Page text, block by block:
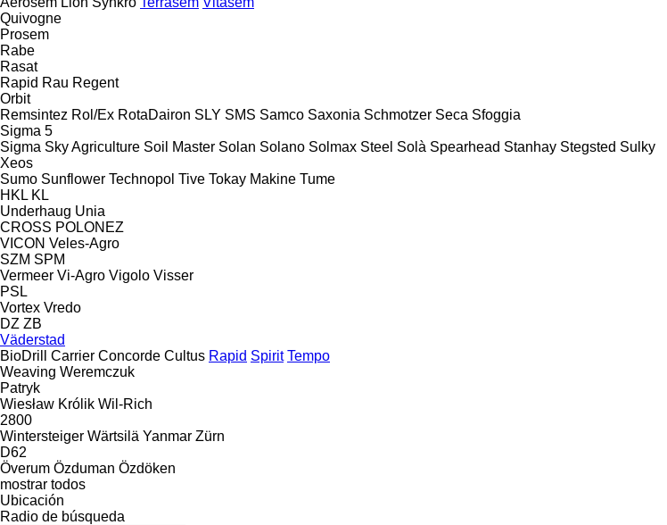
Quivogne
Prosem
Rabe
Rasat
Rapid Rau Regent
Orbit
Remsintez Rol/Ex RotaDairon SLY SMS Samco Saxonia Schmotzer Seca Sfoggia
Sigma 5
Sigma Sky Agriculture Soil Master Solan Solano Solmax Steel Solà Spearhead Stanhay Stegsted Sulky
Xeos
Sumo Sunflower Technopol Tive Tokay Makine Tume
HKL KL
Underhaug Unia
CROSS POLONEZ
VICON Veles-Agro
SZM SPM
Vermeer Vi-Agro Vigolo Visser
PSL
Vortex Vredo
DZ ZB
Väderstad
BioDrill
Carrier Concorde Cultus Rapid Spirit Tempo
Weaving Weremczuk
Patryk
Wiesław Królik Wil-Rich
2800
Wintersteiger Wärtsilä Yanmar Zürn
D62
Överum Özduman Özdöken
mostrar todos
Ubicación
Radio de búsqueda